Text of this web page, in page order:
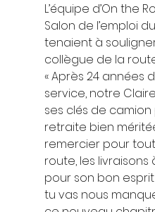
L’équipe d’On the
Salon de l’emploi
tenaient à
collègue de la
« Après 24 années
service, notre
ses clés de
retraite bien
remercier pour
route, les
pour son bon
tu vas nous